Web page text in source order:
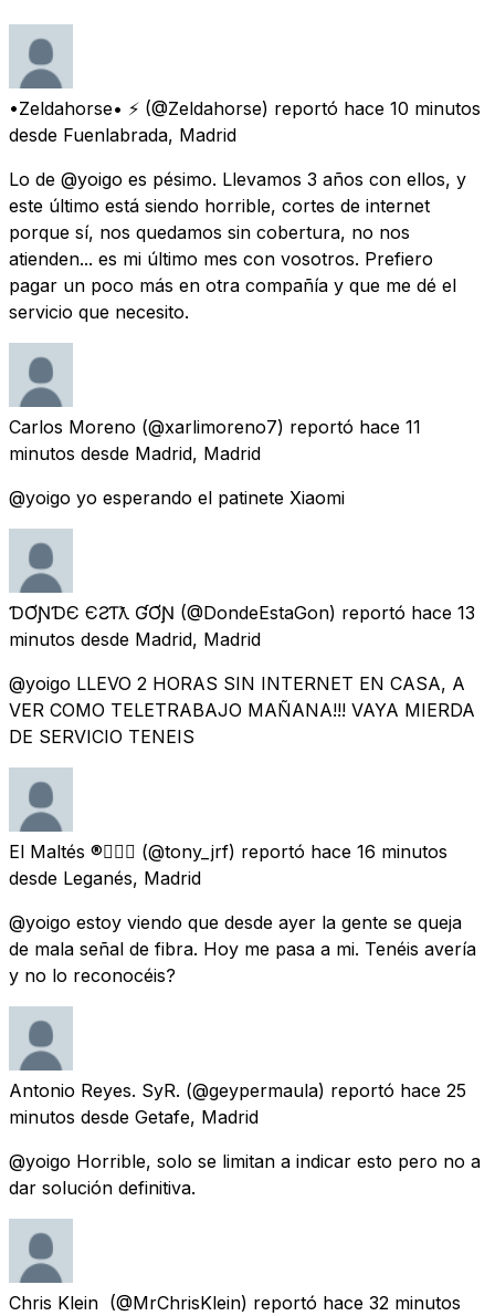
•Zeldahorse• ⚡️ (@Zeldahorse) reportó hace 10 minutos
desde Fuenlabrada, Madrid
Lo de @yoigo es pésimo. Llevamos 3 años con ellos, y
este último está siendo horrible, cortes de internet
porque sí, nos quedamos sin cobertura, no nos
atienden... es mi último mes con vosotros. Prefiero
pagar un poco más en otra compañía y que me dé el
servicio que necesito.
Carlos Moreno (@xarlimoreno7) reportó hace 11
minutos desde Madrid, Madrid
@yoigo yo esperando el patinete Xiaomi
ƊƠƝƊЄ ЄƧƬƛ ƓƠƝ (@DondeEstaGon) reportó hace 13
minutos desde Madrid, Madrid
@yoigo LLEVO 2 HORAS SIN INTERNET EN CASA, A
VER COMO TELETRABAJO MAÑANA!!! VAYA MIERDA
DE SERVICIO TENEIS
El Maltés ®🏳️‍🌈 (@tony_jrf) reportó hace 16 minutos
desde Leganés, Madrid
@yoigo estoy viendo que desde ayer la gente se queja
de mala señal de fibra. Hoy me pasa a mi. Tenéis avería
y no lo reconocéis?
Antonio Reyes. SyR. (@geypermaula) reportó hace 25
minutos desde Getafe, Madrid
@yoigo Horrible, solo se limitan a indicar esto pero no a
dar solución definitiva.
Chris Klein ️ (@MrChrisKlein) reportó hace 32 minutos